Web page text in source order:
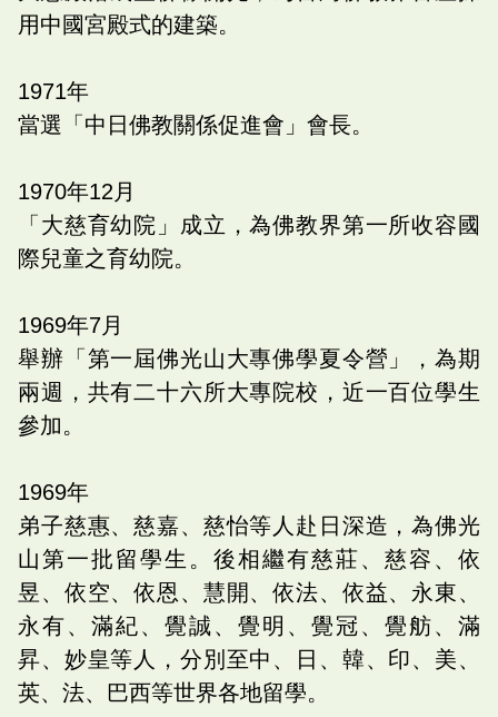
用中國宮殿式的建築。
1971年
當選「中日佛教關係促進會」會長。
1970年12 月
「大慈育幼院」成立，為佛教界第一所收容國
際兒童之育幼院。
1969年7月
舉辦「第一屆佛光山大專佛學夏令營」，為期
兩週，共有二十六所大專院校，近一百位學生
參加。
1969年
弟子慈惠、慈嘉、慈怡等人赴日深造，為佛光
山第一批留學生。後相繼有慈莊、慈容、依
昱、依空、依恩、慧開、依法、依益、永東、
永有、滿紀、覺誠、覺明、覺冠、覺舫、滿
昇、妙皇等人，分別至中、日、韓、印、美、
英、法、巴西等世界各地留學。